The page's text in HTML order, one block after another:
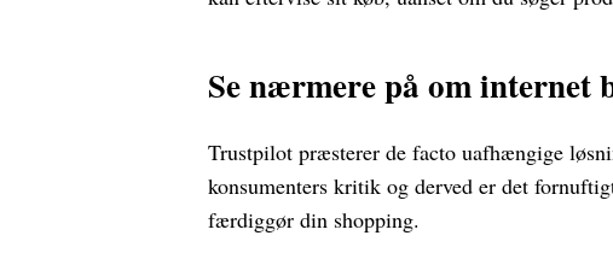
Se nærmere på om internet
Trustpilot præsterer de facto uafhængige
konsumenters kritik og derved er det
færdiggør din shopping.